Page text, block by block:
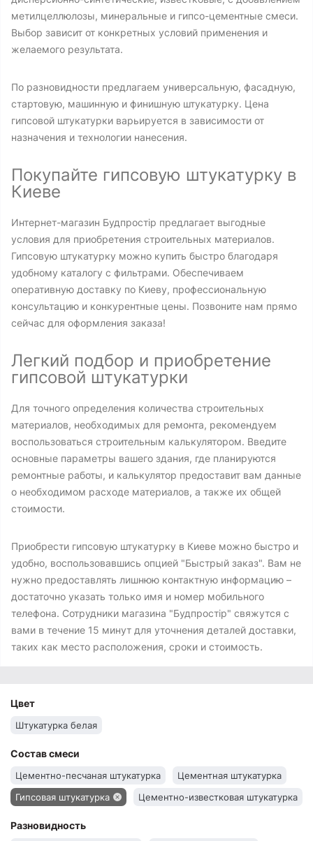
метилцеллюлозы, минеральные и гипсо-цементные смеси.
Выбор зависит от конкретных условий применения и
желаемого результата.
По разновидности предлагаем универсальную, фасадную,
стартовую, машинную и финишную штукатурку. Цена
гипсовой штукатурки варьируется в зависимости от
назначения и технологии нанесения.
Покупайте гипсовую штукатурку в
Киеве
Интернет-магазин Будпростір предлагает выгодные
условия для приобретения строительных материалов.
Гипсовую штукатурку можно купить быстро благодаря
удобному каталогу с фильтрами. Обеспечиваем
оперативную доставку по Киеву, профессиональную
консультацию и конкурентные цены. Позвоните нам прямо
сейчас для оформления заказа!
Легкий подбор и приобретение
гипсовой штукатурки
Для точного определения количества строительных
материалов, необходимых для ремонта, рекомендуем
воспользоваться строительным калькулятором. Введите
основные параметры вашего здания, где планируются
ремонтные работы, и калькулятор предоставит вам данные
о необходимом расходе материалов, а также их общей
стоимости.
Приобрести гипсовую штукатурку в Киеве можно быстро и
удобно, воспользовавшись опцией "Быстрый заказ". Вам не
нужно предоставлять лишнюю контактную информацию –
достаточно указать только имя и номер мобильного
телефона. Сотрудники магазина "Будпростір" свяжутся с
вами в течение 15 минут для уточнения деталей доставки,
таких как место расположения, сроки и стоимость.
Цвет
Штукатурка белая
Состав смеси
Цементно-песчаная штукатурка
Цементная штукатурка
Гипсовая штукатурка
Цементно-известковая штукатурка
Разновидность